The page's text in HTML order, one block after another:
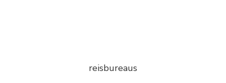
reisbureaus